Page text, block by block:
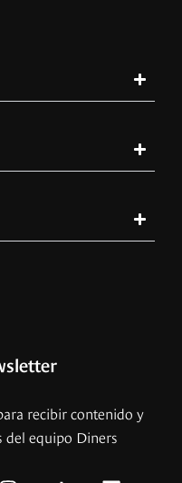
recibir contenido y
del equipo Diners